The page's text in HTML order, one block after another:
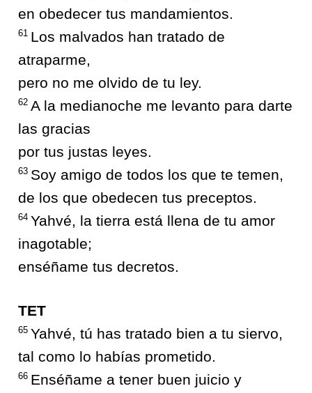
en obedecer tus mandamientos.
61 Los malvados han tratado de
atraparme,
pero no me olvido de tu ley.
62 A la medianoche me levanto para darte
las gracias
por tus justas leyes.
63 Soy amigo de todos los que te temen,
de los que obedecen tus preceptos.
64 Yahvé, la tierra está llena de tu amor
inagotable;
enséñame tus decretos.
TET
65 Yahvé, tú has tratado bien a tu siervo,
tal como lo habías prometido.
66 Enséñame a tener buen juicio y